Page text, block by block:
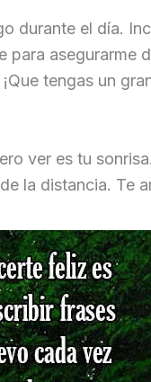
durante el día.
para asegurarme
tengas un
ver es tu
la distancia. Te